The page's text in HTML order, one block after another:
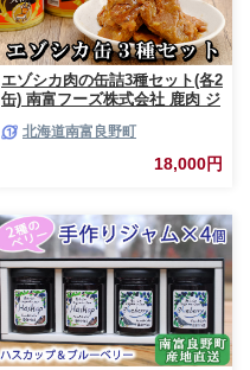
エゾシカ肉の缶詰3種セット(各2
缶) 南富フーズ株式会社 鹿肉 ジ
南富良野町 エゾシカ 缶詰 セッ
ト 詰合せ 肉の加工品 おかず お
北海道南富良野町
18,000円